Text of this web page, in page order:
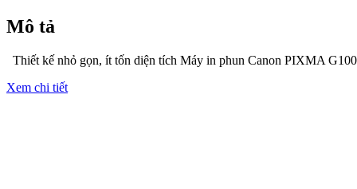
Mô tả
Thiết kế nhỏ gọn, ít tốn diện tích Máy in phun Canon PIXMA
Xem chi tiết